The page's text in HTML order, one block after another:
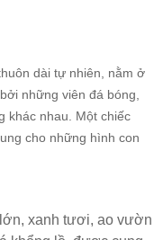
dài tự nhiên, nằm ở
những viên đá bóng,
khác nhau. Một chiếc
cho những hình con
xanh tươi, ao vườn